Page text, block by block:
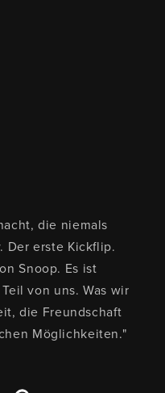
die niemals
Der erste Kickflip.
Snoop. Es ist
von uns. Was wir
die Freundschaft
Möglichkeiten."